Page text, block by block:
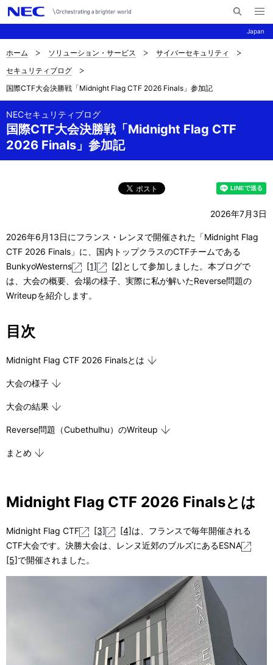
Japan
イ
メ
ニ
ュ
ナ
ビ
ゲ
ー
シ
ョ
サ
イ
ト
内
の
置
ホーム ソリューション・サービス
サイバーセキュリティ
セキュリティブログ
国際CTF大会決勝戦「Midnight Flag CTF 2026 Finals」参加記
国際CTF大会決勝戦「Midnight Flag CTF
2026 Finals」参加記
NECセキュリティブログ
2026年7月3日
2026年6月13日にフランス・レンヌで開催された「Midnight Flag
CTF 2026 Finals」に、国内トップクラスのCTFチームである
BunkyoWesterns
[1] [2]として参加しました。本ブログで
は、大会の概要、会場の様子、実際に私が解いたReverse問題の
Writeupを紹介します。
目次
Midnight Flag CTF 2026 Finalsとは
大会の様子
大会の結果
Reverse問題（Cubethulhu）のWriteup
まとめ
Midnight Flag CTF 2026 Finalsとは
Midnight Flag CTF [3] [4]は、フランスで毎年開催される
CTF大会です。決勝大会は、レンヌ近郊のブルズにあるESNA
[5]で開催されました。